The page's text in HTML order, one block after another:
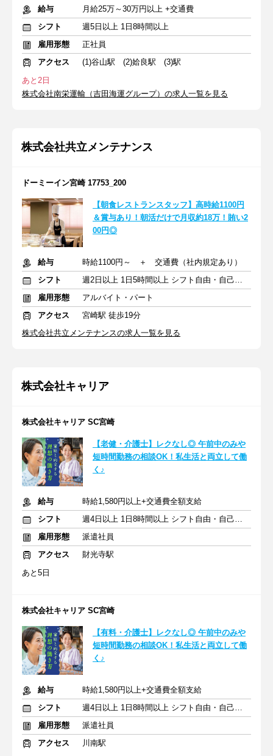
給与
月給25万～30万円以上 +交通費
シフト
週5日以上 1日8時間以上
雇用形態
正社員
アクセス
(1)谷山駅 (2)姶良駅 (3)駅
あと2日
株式会社南栄運輸（吉田海運グループ）の求人一覧を見る
株式会社共立メンテナンス
ドーミーイン宮崎 17753_200
【朝食レストランスタッフ】高時給1100円
＆賞与あり！朝活だけで月収約18万！賄い2
00円◎
給与
時給1100円～ ＋ 交通費（社内規定あり）
シフト
週2日以上 1日5時間以上 シフト自由・自己申告
雇用形態
アルバイト・パート
アクセス
宮崎駅 徒歩19分
株式会社共立メンテナンスの求人一覧を見る
株式会社キャリア
株式会社キャリア SC宮崎
【老健・介護士】レクなし◎ 午前中のみや
短時間勤務の相談OK！私生活と両立して働
く♪
給与
時給1,580円以上+交通費全額支給
シフト
週4日以上 1日8時間以上 シフト自由・自己申告
雇用形態
派遣社員
アクセス
財光寺駅
あと5日
株式会社キャリア SC宮崎
【有料・介護士】レクなし◎ 午前中のみや
短時間勤務の相談OK！私生活と両立して働
く♪
給与
時給1,580円以上+交通費全額支給
シフト
週4日以上 1日8時間以上 シフト自由・自己申告
雇用形態
派遣社員
アクセス
川南駅